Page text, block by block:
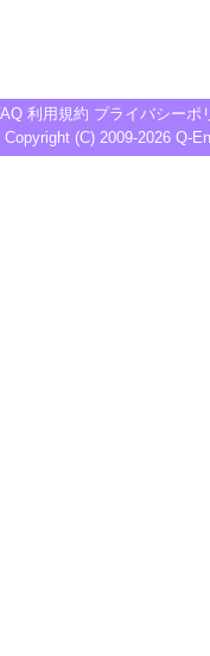
利用規約 プライバシーポ
Copyright (C) 2009-2026 Q-